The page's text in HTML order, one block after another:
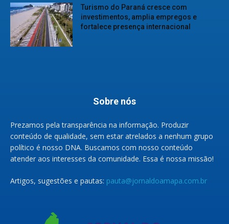
Turismo do Paraná cresce com
investimentos, amplia empregos e
fortalece presença internacional
Sobre nós
Prezamos pela transparência na informação. Produzir
conteúdo de qualidade, sem estar atrelados a nenhum grupo
político é nosso DNA. Buscamos com nosso conteúdo
atender aos interesses da comunidade. Essa é nossa missão!
Artigos, sugestões e pautas: pauta@jornaldoamapa.com.br